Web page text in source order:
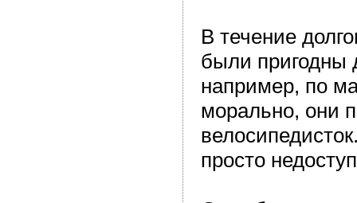
В течение
были пригодны
например, по
морально, они
просто